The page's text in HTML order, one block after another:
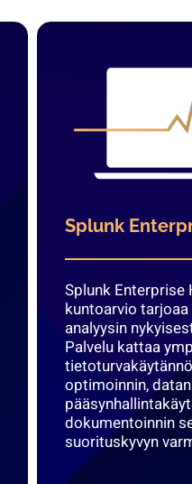
Splunk
Splunk Enterprise
kuntoarvio
analyysin
Palvelu kattaa
optimoinnin,
dokumentoinnin
suorituskyvyn